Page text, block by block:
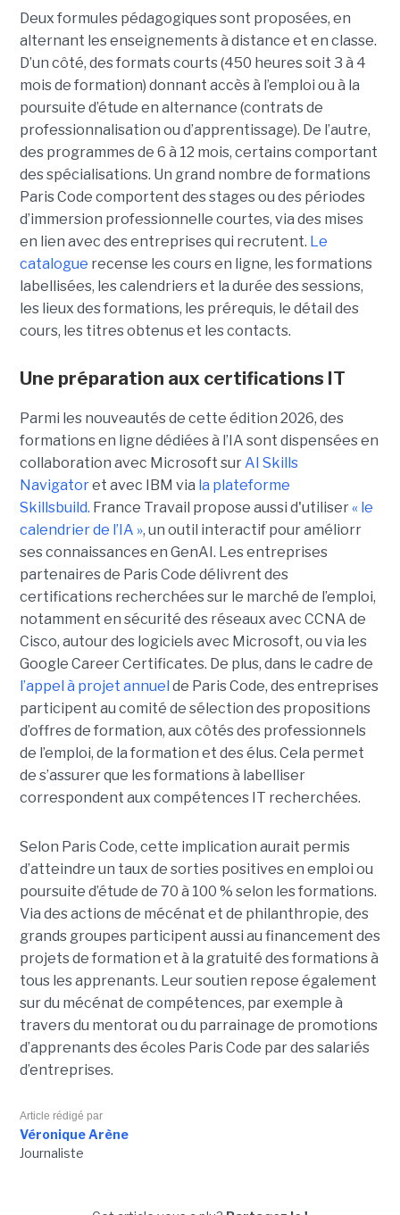
Deux formules pédagogiques sont proposées, en
alternant les enseignements à distance et en classe.
D’un côté, des formats courts (450 heures soit 3 à 4
mois de formation) donnant accès à l’emploi ou à la
poursuite d’étude en alternance (contrats de
professionnalisation ou d’apprentissage). De l’autre,
des programmes de 6 à 12 mois, certains comportant
des spécialisations. Un grand nombre de formations
Paris Code comportent des stages ou des périodes
d’immersion professionnelle courtes, via des mises
en lien avec des entreprises qui recrutent. Le
catalogue recense les cours en ligne, les formations
labellisées, les calendriers et la durée des sessions,
les lieux des formations, les prérequis, le détail des
cours, les titres obtenus et les contacts.
Une préparation aux certifications IT
Parmi les nouveautés de cette édition 2026, des
formations en ligne dédiées à l’IA sont dispensées en
collaboration avec Microsoft surAI Skills
Navigatoret avec IBM via la plateforme
Skillsbuild. France Travail propose aussi d'utiliser« le
calendrier de l’IA », un outil interactif pour améliorr
ses connaissances en GenAI. Les entreprises
partenaires de Paris Code délivrent des
certifications recherchées sur le marché de l’emploi,
notamment en sécurité des réseaux avec CCNA de
Cisco, autour des logiciels avec Microsoft, ou via les
Google Career Certificates. De plus, dans le cadre de
l’appel à projet annuel de Paris Code, des entreprises
participent au comité de sélection des propositions
d’offres de formation, aux côtés des professionnels
de l’emploi, de la formation et des élus. Cela permet
de s’assurer que les formations à labelliser
correspondent aux compétences IT recherchées.
Selon Paris Code, cette implication aurait permis
d’atteindre un taux de sorties positives en emploi ou
poursuite d’étude de 70 à 100 % selon les formations.
Via des actions de mécénat et de philanthropie, des
grands groupes participent aussi au financement des
projets de formation et à la gratuité des formations à
tous les apprenants. Leur soutien repose également
sur du mécénat de compétences, par exemple à
travers du mentorat ou du parrainage de promotions
d’apprenants des écoles Paris Code par des salariés
d’entreprises.
Article rédigé par
Véronique Arène
Journaliste